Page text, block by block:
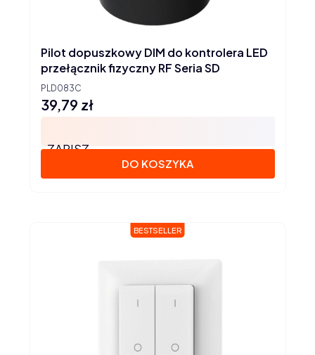
PLD083C
Pilot dopuszkowy DIM do kontrolera LED
przełącznik fizyczny RF Seria SD
Cena
39,79 zł
ZAPISZ
DO KOSZYKA
BESTSELLER